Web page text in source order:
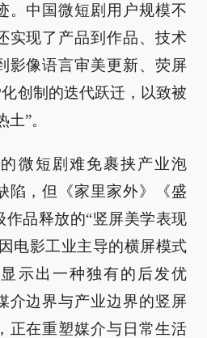
。中国微短剧用户规模不
实现了产品到作品、技术
影像语言审美更新、荧屏
创制的迭代跃迁，以致被
”。
微短剧难免裹挟产业泡
陷，但《家里家外》《盛
作品释放的“竖屏美学表现
电影工业主导的横屏模式
示出一种独有的后发优
介边界与产业边界的竖屏
正在重塑媒介与日常生活